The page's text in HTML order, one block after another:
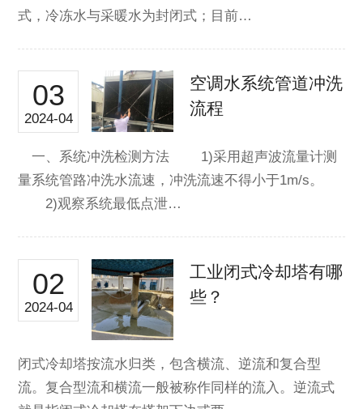
式，冷冻水与采暖水为封闭式；目前…
03
2024-04
空调水系统管道冲洗
流程
一、系统冲洗检测方法 1)采用超声波流量计测
量系统管路冲洗水流速，冲洗流速不得小于1m/s。
2)观察系统最低点泄…
02
2024-04
工业闭式冷却塔有哪
些？
闭式冷却塔按流水归类，包含横流、逆流和复合型
流。复合型流和横流一般被称作同样的流入。逆流式